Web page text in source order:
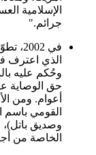
الإسلامية
جرائم."
في
الذي اعترف
حق الوصاية
أعوام. ومن
القومي باسم
وصديق
الخاصة من